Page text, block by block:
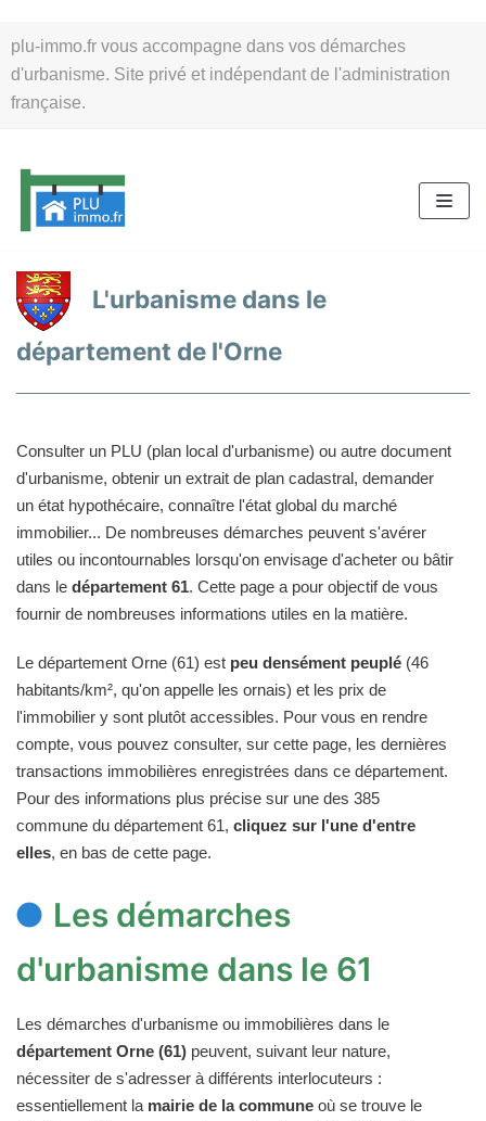
plu-immo.fr vous accompagne dans vos démarches
d'urbanisme. Site privé et indépendant de l'administration
française.
au
contenu
L'urbanisme dans le
département de l'Orne
Consulter un PLU (plan local d'urbanisme) ou autre document
d'urbanisme, obtenir un extrait de plan cadastral, demander
un état hypothécaire, connaître l'état global du marché
immobilier... De nombreuses démarches peuvent s'avérer
utiles ou incontournables lorsqu'on envisage d'acheter ou bâtir
dans le département 61. Cette page a pour objectif de vous
fournir de nombreuses informations utiles en la matière.
Le département Orne (61) est peu densément peuplé (46
habitants/km², qu'on appelle les ornais) et les prix de
l'immobilier y sont plutôt accessibles. Pour vous en rendre
compte, vous pouvez consulter, sur cette page, les dernières
transactions immobilières enregistrées dans ce département.
Pour des informations plus précise sur une des 385
commune du département 61, cliquez sur l'une d'entre
elles, en bas de cette page.
Les démarches
d'urbanisme dans le 61
Les démarches d'urbanisme ou immobilières dans le
département Orne (61) peuvent, suivant leur nature,
nécessiter de s'adresser à différents interlocuteurs :
essentiellement la mairie de la commune où se trouve le